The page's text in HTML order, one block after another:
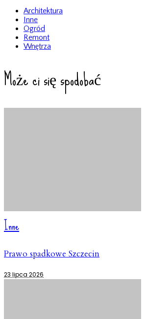
Architektura
Inne
Ogród
Remont
Wnętrza
Może ci się spodobać
Inne
Prawo spadkowe Szczecin
23 lipca 2026